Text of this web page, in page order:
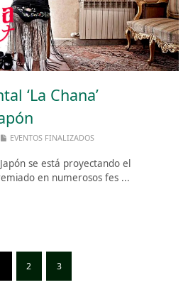
‘La Chana’
EVENTOS FINALIZADOS
se está proyectando el
en numerosos fes ...
2 3